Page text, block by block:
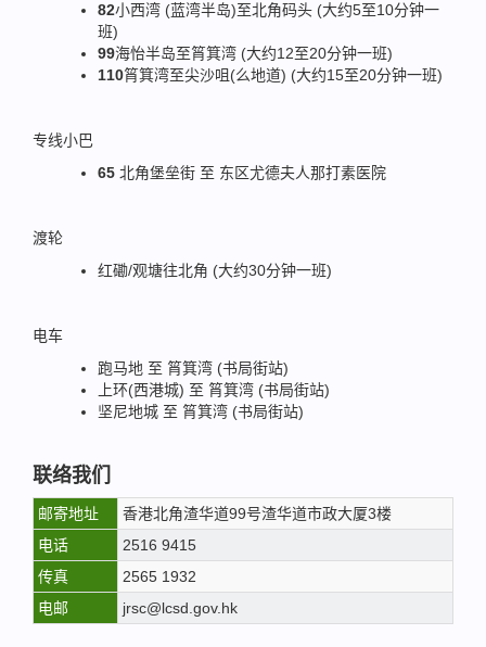
82小西湾 (蓝湾半岛)至北角码头 (大约5至10分钟一
班)
99海怡半岛至筲箕湾 (大约12至20分钟一班)
110筲箕湾至尖沙咀(么地道) (大约15至20分钟一班)
专线小巴
65 北角堡垒街 至 东区尤德夫人那打素医院
渡轮
红磡/观塘往北角 (大约30分钟一班)
电车
跑马地 至 筲箕湾 (书局街站)
上环(西港城) 至 筲箕湾 (书局街站)
坚尼地城 至 筲箕湾 (书局街站)
联络我们
邮寄地址
香港北角渣华道99号渣华道市政大厦3楼
电话
2516 9415
传真
2565 1932
电邮
jrsc@lcsd.gov.hk